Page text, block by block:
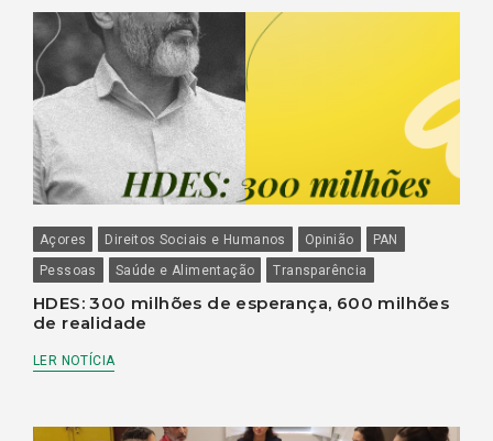
Açores Direitos Sociais e Humanos Opinião
PAN
Pessoas
Saúde e Alimentação Transparência
HDES: 300 milhões de esperança, 600 milhões
de realidade
LER NOTÍCIA